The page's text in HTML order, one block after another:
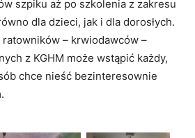
szpiku aż po szkolenia z zakresu
dla dzieci, jak i dla dorosłych.
– krwiodawców –
z KGHM może wstąpić każdy,
chce nieść bezinteresownie